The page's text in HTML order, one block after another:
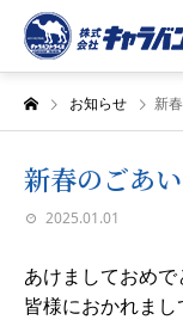
お知らせ 新
新春のごあ
2025.01.01
あけましておめで
皆様におかれま